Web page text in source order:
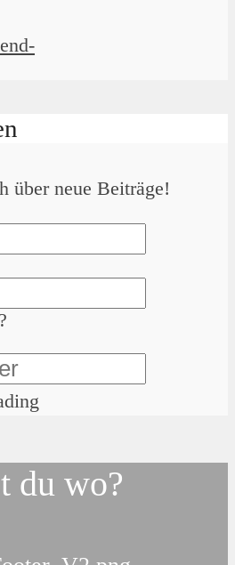
über neue Beiträge!
du wo?